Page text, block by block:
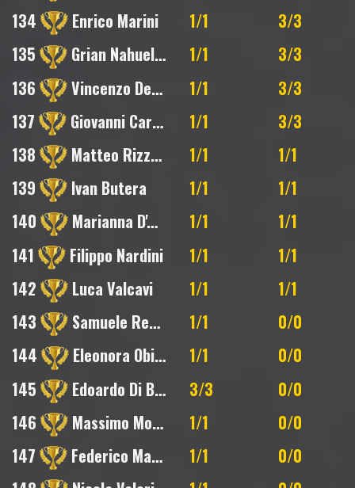
134
Enrico Marini 1/1
3/3
135
Grian Nahuel Talamonti 1/1
3/3
136
Vincenzo Del Plato 1/1
3/3
137
Giovanni Cardetti 1/1
3/3
138
Matteo Rizzoli 1/1
1/1
139
Ivan Butera 1/1
1/1
140
Marianna D'Amore 1/1
1/1
141
Filippo Nardini 1/1
1/1
142
Luca Valcavi 1/1
1/1
143
Samuele Reggiani 1/1
0/0
144
Eleonora Obinu 1/1
0/0
145
Edoardo Di Bernardo 3/3
0/0
146
Massimo Montanari 1/1
0/0
147
Federico Marchi 1/1
0/0